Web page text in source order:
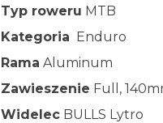
Typ roweru MTB
Kategoria Enduro
Rama Aluminum
Zawieszenie Full,
WidelecBULLS Lytro